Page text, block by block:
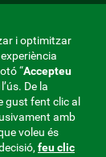
i optimitzar
“Accepteu
De la
gust fent clic al
amb
voleu és
feu clic